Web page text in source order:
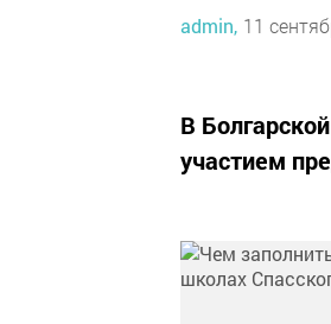
admin, 11
В
участием